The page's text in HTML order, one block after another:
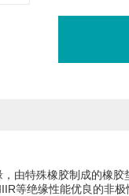
，由特殊橡胶制成的橡
等绝缘性能优良的非